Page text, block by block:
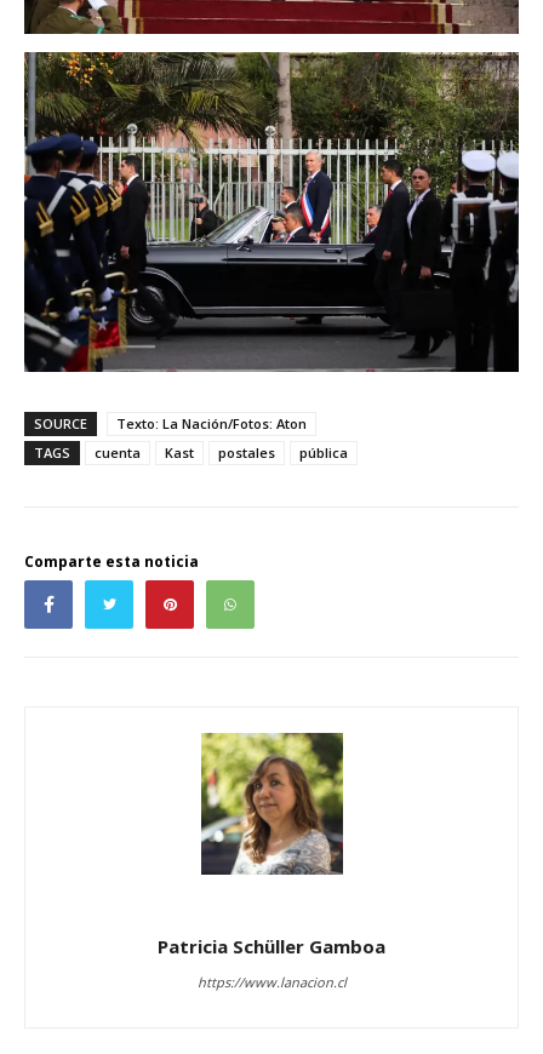
SOURCE
Texto: La Nación/Fotos: Aton
TAGS
cuenta Kast postales pública
Comparte esta noticia
Patricia Schüller Gamboa
https://www.lanacion.cl